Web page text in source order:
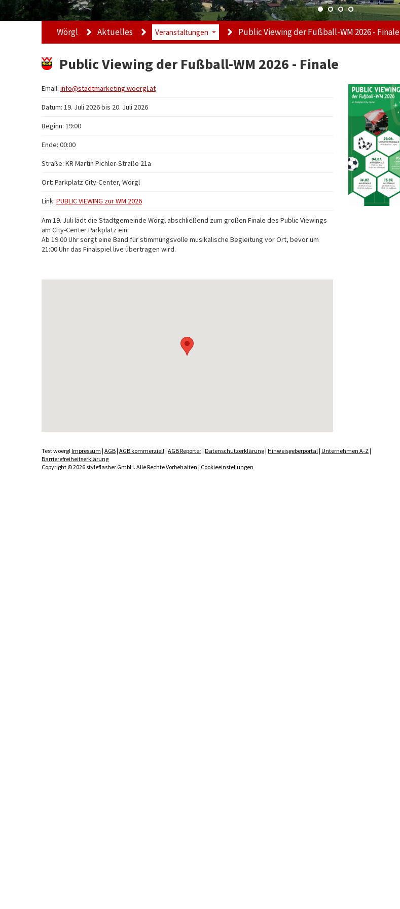
Wörgl Aktuelles Veranstaltungen Public Viewing der Fußball-WM 2026 - Finale
Public Viewing der Fußball-WM 2026 - Finale
Email: info@stadtmarketing.woergl.at
Datum: 19. Juli 2026 bis 20. Juli 2026
Beginn: 19:00
Ende: 00:00
Straße: KR Martin Pichler-Straße 21a
Ort: Parkplatz City-Center, Wörgl
Link: PUBLIC VIEWING zur WM 2026
Am 19. Juli lädt die Stadtgemeinde Wörgl abschließend zum großen Finale des Public Viewings
am City-Center Parkplatz ein.
Ab 19:00 Uhr sorgt eine Band für stimmungsvolle musikalische Begleitung vor Ort, bevor um
21:00 Uhr das Finalspiel live übertragen wird.
Test woerglImpressum | AGB| AGB kommerziell| AGB Reporter| Datenschutzerklärung| Hinweisgeberportal| Unternehmen A-Z|
Barrierefreiheitserklärung
Copyright © 2026 styleflasher GmbH. Alle Rechte Vorbehalten | Cookieeinstellungen